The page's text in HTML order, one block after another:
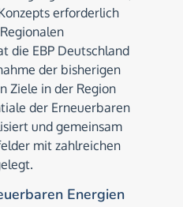
erforderlich
die EBP Deutschland
der bisherigen
Ziele in der Region
der Erneuerbaren
und gemeinsam
mit zahlreichen
Energien